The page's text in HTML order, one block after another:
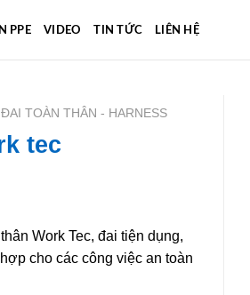
PPE VIDEO TIN TỨC LIÊN HỆ
ĐAI TOÀN THÂN - HARNESS
tec
Work Tec, đai tiện dụng,
cho các công việc an toàn